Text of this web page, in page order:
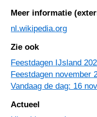
Meer informatie
nl.wikipedia.org
Zie ook
Feestdagen IJsland
Feestdagen november
Vandaag de dag: 16
Actueel